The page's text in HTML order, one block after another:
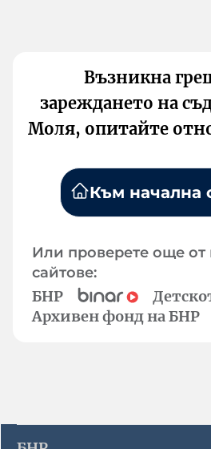
Възникна
зареждането на
Моля, опитайте
Към начална
Или проверете още от
сайтове:
БНР
Архивен фонд на БНР